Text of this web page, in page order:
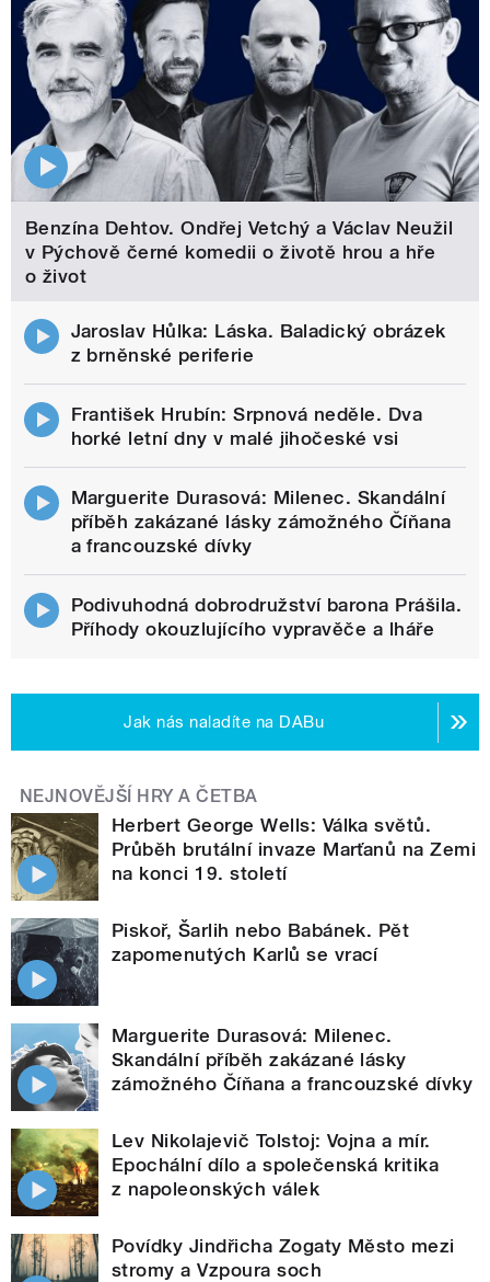
Benzína Dehtov. Ondřej Vetchý a Václav Neužil
v Pýchově černé komedii o životě hrou a hře
o život
Jaroslav Hůlka: Láska. Baladický obrázek
z brněnské periferie
František Hrubín: Srpnová neděle. Dva
horké letní dny v malé jihočeské vsi
Marguerite Durasová: Milenec. Skandální
příběh zakázané lásky zámožného Číňana
a francouzské dívky
Podivuhodná dobrodružství barona Prášila.
Příhody okouzlujícího vypravěče a lháře
Jak nás naladíte na DABu
NEJNOVĚJŠÍ HRY A ČETBA
Herbert George Wells: Válka světů.
Průběh brutální invaze Marťanů na Zemi
na konci 19. století
Piskoř, Šarlih nebo Babánek. Pět
zapomenutých Karlů se vrací
Marguerite Durasová: Milenec.
Skandální příběh zakázané lásky
zámožného Číňana a francouzské dívky
Lev Nikolajevič Tolstoj: Vojna a mír.
Epochální dílo a společenská kritika
z napoleonských válek
Povídky Jindřicha Zogaty Město mezi
stromy a Vzpoura soch